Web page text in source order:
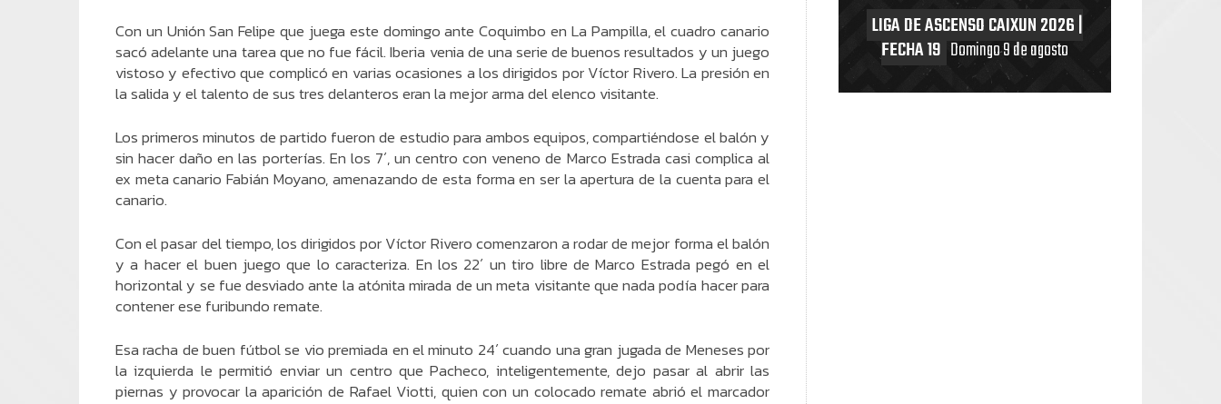
Con un Unión San Felipe que juega este domingo ante Coquimbo en La Pampilla, el cuadro canario
sacó adelante una tarea que no fue fácil. Iberia venia de una serie de buenos resultados y un juego
vistoso y efectivo que complicó en varias ocasiones a los dirigidos por Víctor Rivero. La presión en
la salida y el talento de sus tres delanteros eran la mejor arma del elenco visitante.
Los primeros minutos de partido fueron de estudio para ambos equipos, compartiéndose el balón y
sin hacer daño en las porterías. En los 7´, un centro con veneno de Marco Estrada casi complica al
ex meta canario Fabián Moyano, amenazando de esta forma en ser la apertura de la cuenta para el
canario.
Con el pasar del tiempo, los dirigidos por Víctor Rivero comenzaron a rodar de mejor forma el balón
y a hacer el buen juego que lo caracteriza. En los 22´ un tiro libre de Marco Estrada pegó en el
horizontal y se fue desviado ante la atónita mirada de un meta visitante que nada podía hacer para
contener ese furibundo remate.
Esa racha de buen fútbol se vio premiada en el minuto 24´ cuando una gran jugada de Meneses por
la izquierda le permitió enviar un centro que Pacheco, inteligentemente, dejo pasar al abrir las
piernas y provocar la aparición de Rafael Viotti, quien con un colocado remate abrió el marcador
LIGA DE ASCENSO CAIXUN 2026 |
FECHA 19 Domingo 9 de agosto